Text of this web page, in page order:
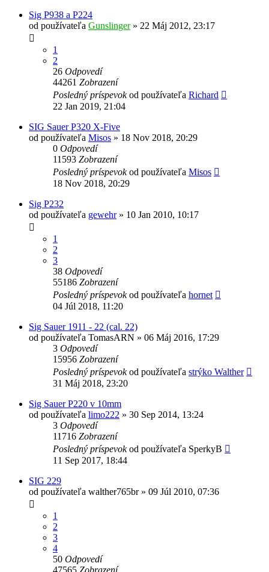
Sig P938 a P224
od používateľa Gunslinger» 22 Máj 2012, 23:17
1
2
26 Odpovedí
44261 Zobrazení
Posledný príspevokod používateľa Richard
22 Jan 2019, 21:04
SIG Sauer P320 X-Five
od používateľa Misos » 18 Nov 2018, 20:29
0 Odpovedí
11593 Zobrazení
Posledný príspevokod používateľa Misos
18 Nov 2018, 20:29
Sig P232
od používateľa gewehr» 10 Jan 2010, 10:17
1
2
3
38 Odpovedí
55186 Zobrazení
Posledný príspevokod používateľa hornet
04 Júl 2018, 11:20
Sig Sauer 1911 - 22 (cal. 22)
od používateľa TomasARN » 06 Máj 2016, 17:29
3 Odpovedí
15956 Zobrazení
Posledný príspevokod používateľa strýko Walther
31 Máj 2018, 23:20
Sig Sauer P220 v 10mm
od používateľa limo222 » 30 Sep 2014, 13:24
3 Odpovedí
11716 Zobrazení
Posledný príspevokod používateľa SperkyB
11 Sep 2017, 18:44
SIG 229
od používateľa walther765br» 09 Júl 2010, 07:36
1
2
3
4
50 Odpovedí
47565 Zobrazení